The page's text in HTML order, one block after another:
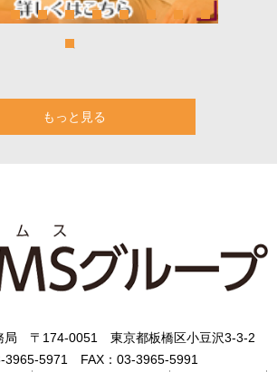
もっと見る
局 〒174-0051 東京都板橋区小豆沢3-3-2
3965-5971 FAX： 03-3965-5991